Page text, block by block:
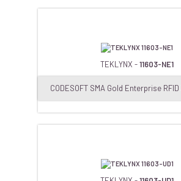
TEKLYNX -11603-NE1
CODESOFT SMA Gold Enterprise